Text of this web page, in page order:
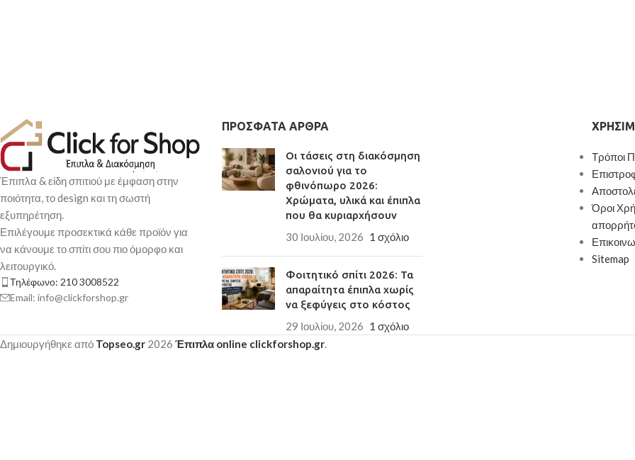
Έπιπλα & είδη σπιτιού με έμφαση στην
ποιότητα, το design και τη σωστή
εξυπηρέτηση.
Επιλέγουμε προσεκτικά κάθε προϊόν για
να κάνουμε το σπίτι σου πιο όμορφο και
λειτουργικό.
Τηλέφωνο: 210 3008522
Email: info@clickforshop.gr
ΠΡΌΣΦΑΤΑ ΆΡΘΡΑ
Οι τάσεις στη διακόσμηση
σαλονιού για το
φθινόπωρο 2026:
Χρώματα, υλικά και έπιπλα
που θα κυριαρχήσουν
30 Ιουλίου, 2026 1 σχόλιο
Φοιτητικό σπίτι 2026: Τα
απαραίτητα έπιπλα χωρίς
να ξεφύγεις στο κόστος
29 Ιουλίου, 2026 1 σχόλιο
Τρόποι
Όροι
Sitemap
Δημιουργήθηκε από Topseo.gr 2026 Έπιπλα online clickforshop.gr.